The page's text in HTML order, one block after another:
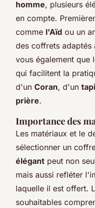
homme, plusieurs
en compte.
comme l'Aïd ou un
des coffrets adaptés
vous également que
qui facilitent la
d'un Coran, d'un
prière.
Importance des
Les matériaux et le
sélectionner un
élégant peut non
mais aussi refléter
laquelle il est offert.
souhaitables